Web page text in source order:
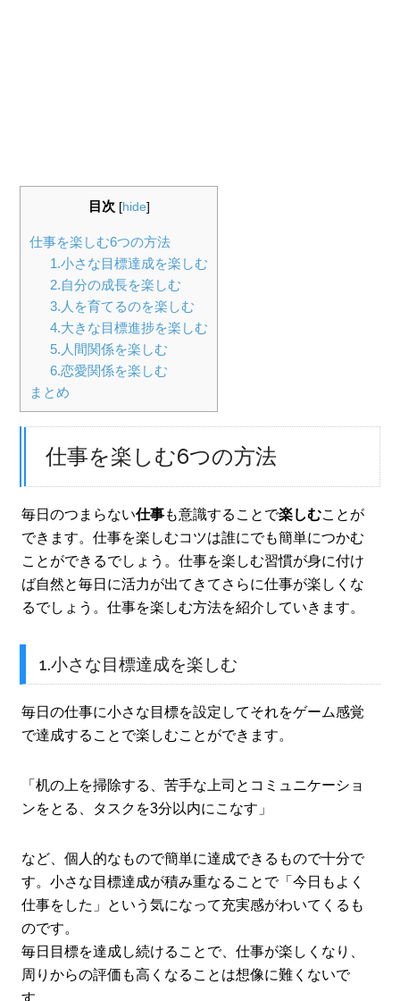
目次 [hide]
仕事を楽しむ6つの方法
1.小さな目標達成を楽しむ
2.自分の成長を楽しむ
3.人を育てるのを楽しむ
4.大きな目標進捗を楽しむ
5.人間関係を楽しむ
6.恋愛関係を楽しむ
まとめ
仕事を楽しむ6つの方法
毎日のつまらない仕事も意識することで楽しむことが
できます。仕事を楽しむコツは誰にでも簡単につかむ
ことができるでしょう。仕事を楽しむ習慣が身に付け
ば自然と毎日に活力が出てきてさらに仕事が楽しくな
るでしょう。仕事を楽しむ方法を紹介していきます。
1.小さな目標達成を楽しむ
毎日の仕事に小さな目標を設定してそれをゲーム感覚
で達成することで楽しむことができます。
「机の上を掃除する、苦手な上司とコミュニケーショ
ンをとる、タスクを3分以内にこなす」
など、個人的なもので簡単に達成できるもので十分で
す。小さな目標達成が積み重なることで「今日もよく
仕事をした」という気になって充実感がわいてくるも
のです。
毎日目標を達成し続けることで、仕事が楽しくなり、
周りからの評価も高くなることは想像に難くないで